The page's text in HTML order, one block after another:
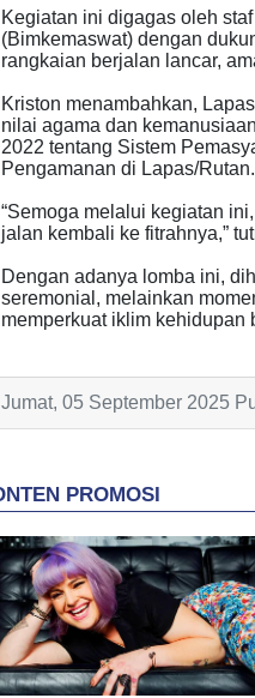
Kegiatan ini digagas oleh
(Bimkemaswat) dengan
rangkaian berjalan lancar,
Kriston menambahkan,
nilai agama dan
2022 tentang Sistem
Pengamanan di Lapas/Rutan.
“Semoga melalui kegiatan
jalan kembali ke fitrahnya,”
Dengan adanya lomba ini,
seremonial, melainkan
memperkuat iklim kehidupan
Jumat, 05 September 2025